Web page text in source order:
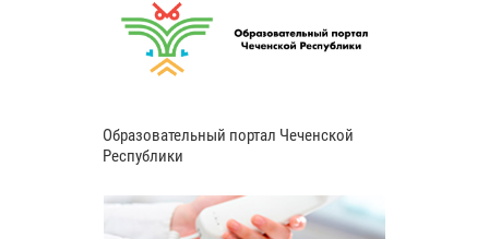
Образовательный портал Чеченской
Республики